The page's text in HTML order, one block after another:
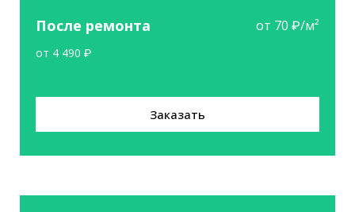
После ремонта от 70 ₽/м²
от 4 490 ₽
Заказать